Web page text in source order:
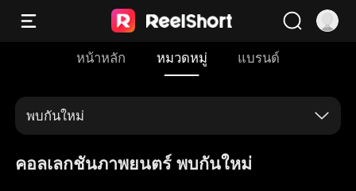
หน้าหลัก หมวดหมู่ แบรนด์
พบกันใหม่
คอลเลกชันภาพยนตร์ พบกันใหม่